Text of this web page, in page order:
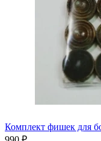
Комплект фишек для